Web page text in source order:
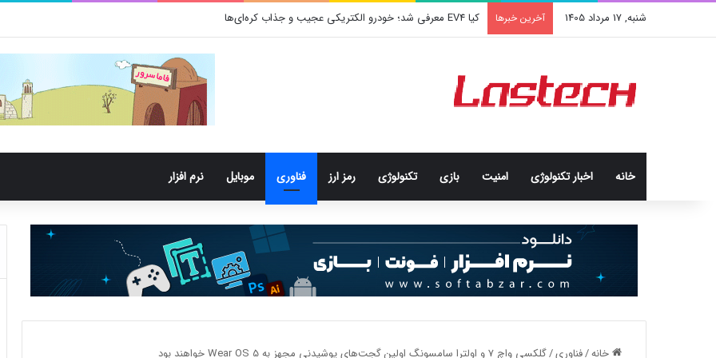
شنبه, 17 مرداد 1405 آخرین خبرها کشف جدید دانشمندان: برخی باکتری‌های دهان می‌توانند خطر ابتلا به آلزایمر را افزایش دهند
خانه اخبار تکنولوژی امنيت بازی تکنولوژی رمز ارز فناوری موبایل نرم افزار
خانه/فناوری/گلکسی واچ 7 و اولترا سامسونگ اولین گجت‌های پوشیدنی مجهز به Wear OS 5 خواهند بود